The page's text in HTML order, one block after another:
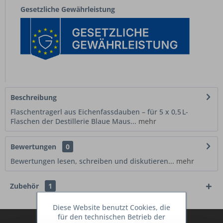
Gesetzliche Gewährleistung
Beschreibung
Flaschentragerl aus Eichenfassdauben – für 5 x 0,5 L-
Flaschen der Destillerie Blaue Maus... mehr
Bewertungen
0
Bewertungen lesen, schreiben und diskutieren... mehr
Zubehör 1
Diese Website benutzt Cookies, die
für den technischen Betrieb der